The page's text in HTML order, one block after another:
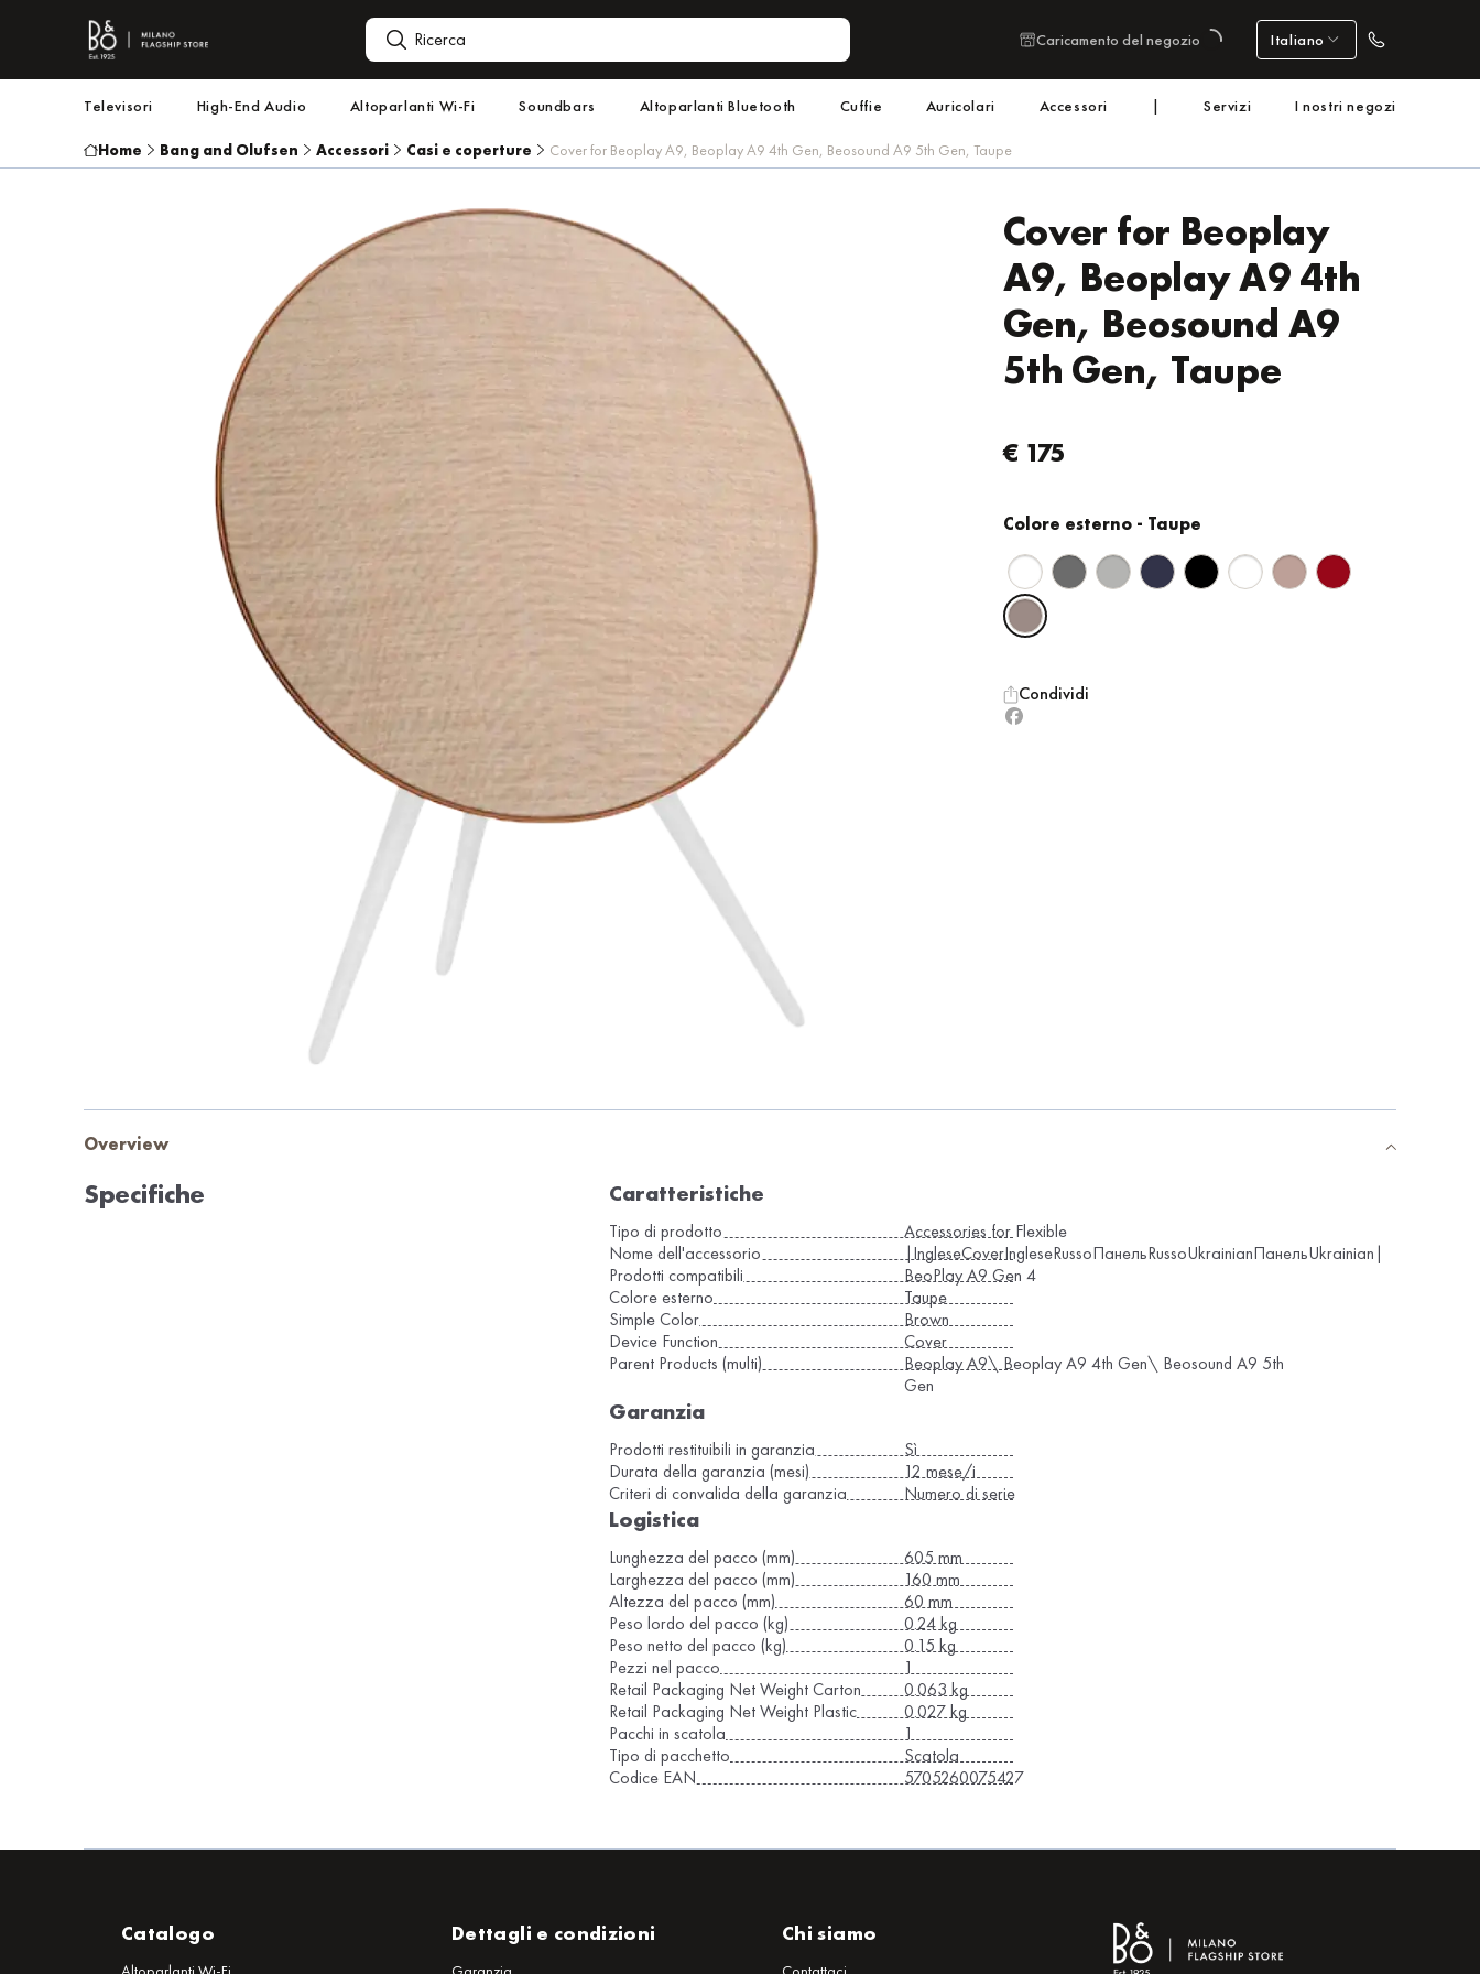
Caricamento del negozio Italiano
Televisori High-End Audio Altoparlanti Wi-Fi Soundbars Altoparlanti Bluetooth Cuffie Auricolari Accessori | Servizi I nostri negozi
Home Bang and Olufsen Accessori Casi e coperture Cover for Beoplay A9, Beoplay A9 4th Gen, Beosound A9 5th Gen, Taupe
Cover for Beoplay
A9, Beoplay A9 4th
Gen, Beosound A9
5th Gen, Taupe
€ 175
Colore esterno- Taupe
Condividi
Overview
Specifiche Caratteristiche
Tipo di prodotto
Accessories for Flexible
Nome dell'accessorio
|IngleseCoverIngleseRussoПанельRussoUkrainianПанельUkrainian|
Prodotti compatibili
BeoPlay A9 Gen 4
Colore esterno
Taupe
Simple Color
Brown
Device Function
Cover
Parent Products (multi)
Beoplay A9\ Beoplay A9 4th Gen\ Beosound A9 5th
Gen
Garanzia
Prodotti restituibili in garanzia
Sì
Durata della garanzia (mesi)
12 mese/i
Criteri di convalida della garanzia
Numero di serie
Logistica
Lunghezza del pacco (mm)
605 mm
Larghezza del pacco (mm)
160 mm
Altezza del pacco (mm)
60 mm
Peso lordo del pacco (kg)
0.24 kg
Peso netto del pacco (kg)
0.15 kg
Pezzi nel pacco
1
Retail Packaging Net Weight Carton
0.063 kg
Retail Packaging Net Weight Plastic
0.027 kg
Pacchi in scatola
1
Tipo di pacchetto
Scatola
Codice EAN
5705260075427
Catalogo Dettagli e condizioni Chi siamo